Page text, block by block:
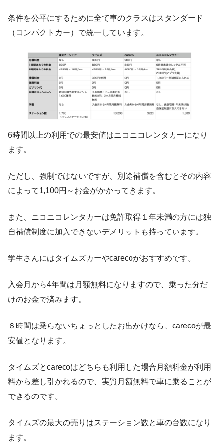
条件を公平にするために全て車のクラスはスタンダード
（コンパクトカー）で統一しています。
6時間以上の利用での最安値はニコニコレンタカーになり
ます。
ただし、強制ではないですが、別途補償を含むとその内容
によって1,100円～お金がかかってきます。
また、ニコニコレンタカーは免許取得１年未満の方には独
自補償制度に加入できないデメリットも持っています。
学生さんにはタイムズカーやcarecoがおすすめです。
入会月から4年間は月額無料になりますので、乗った分だ
けのお金で済みます。
６時間は乗らないちょっとしたお出かけなら、carecoが最
安値となります。
タイムズとcarecoはどちらも利用した場合月額料金が利用
料から差し引かれるので、実質月額無料で車に乗ることが
できるのです。
タイムズの最大の売りはステーション数と車の台数になり
ます。